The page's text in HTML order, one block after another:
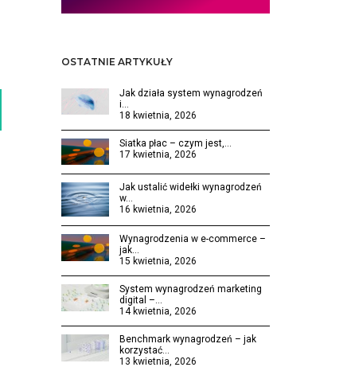
OSTATNIE ARTYKUŁY
Jak działa system wynagrodzeń
i…
18 kwietnia, 2026
Siatka płac – czym jest,…
17 kwietnia, 2026
Jak ustalić widełki wynagrodzeń
w…
16 kwietnia, 2026
Wynagrodzenia w e-commerce –
jak…
15 kwietnia, 2026
System wynagrodzeń marketing
digital –…
14 kwietnia, 2026
Benchmark wynagrodzeń – jak
korzystać…
13 kwietnia, 2026